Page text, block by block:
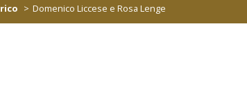
Domenico Liccese e Rosa Lenge